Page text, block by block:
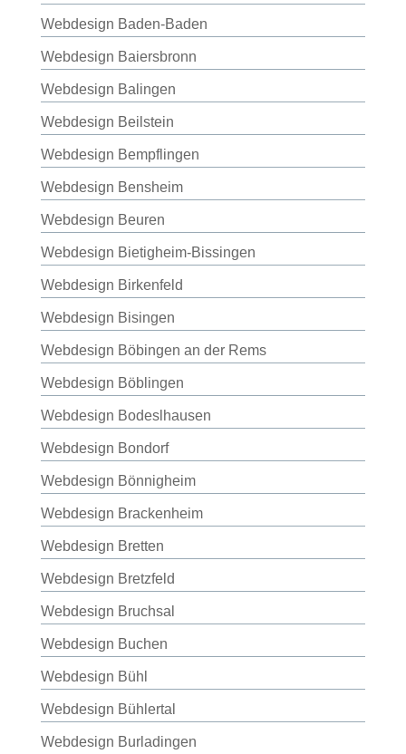
Webdesign Baden-Baden
Webdesign Baiersbronn
Webdesign Balingen
Webdesign Beilstein
Webdesign Bempflingen
Webdesign Bensheim
Webdesign Beuren
Webdesign Bietigheim-Bissingen
Webdesign Birkenfeld
Webdesign Bisingen
Webdesign Böbingen an der Rems
Webdesign Böblingen
Webdesign Bodeslhausen
Webdesign Bondorf
Webdesign Bönnigheim
Webdesign Brackenheim
Webdesign Bretten
Webdesign Bretzfeld
Webdesign Bruchsal
Webdesign Buchen
Webdesign Bühl
Webdesign Bühlertal
Webdesign Burladingen